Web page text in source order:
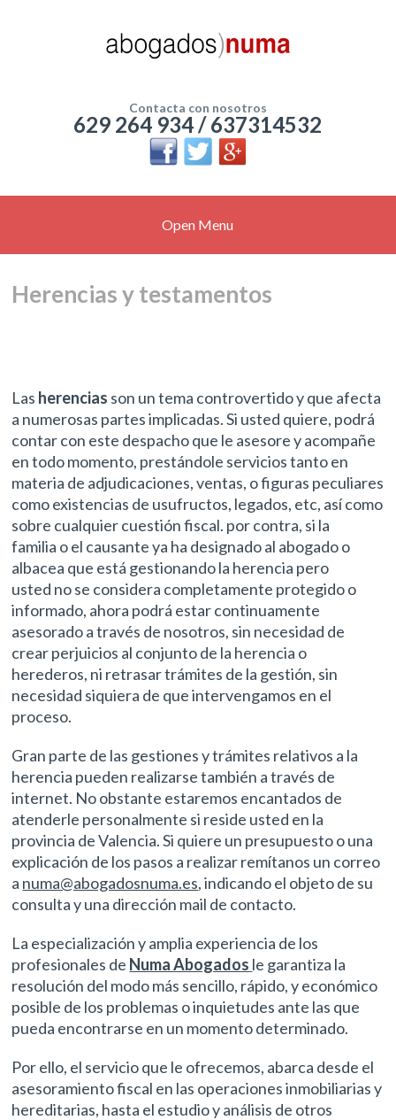
Contacta con nosotros
629 264 934 / 637314532
Open Menu
Herencias y testamentos
Las herencias son un tema controvertido y que afecta
a numerosas partes implicadas. Si usted quiere, podrá
contar con este despacho que le asesore y acompañe
en todo momento, prestándole servicios tanto en
materia de adjudicaciones, ventas, o figuras peculiares
como existencias de usufructos, legados, etc, así como
sobre cualquier cuestión fiscal. por contra, si la
familia o el causante ya ha designado al abogado o
albacea que está gestionando la herencia pero
usted no se considera completamente protegido o
informado, ahora podrá estar continuamente
asesorado a través de nosotros, sin necesidad de
crear perjuicios al conjunto de la herencia o
herederos, ni retrasar trámites de la gestión, sin
necesidad siquiera de que intervengamos en el
proceso.
Gran parte de las gestiones y trámites relativos a la
herencia pueden realizarse también a través de
internet. No obstante estaremos encantados de
atenderle personalmente si reside usted en la
provincia de Valencia. Si quiere un presupuesto o una
explicación de los pasos a realizar remítanos un correo
a numa@abogadosnuma.es, indicando el objeto de su
consulta y una dirección mail de contacto.
La especialización y amplia experiencia de los
profesionales de Numa Abogados le garantiza la
resolución del modo más sencillo, rápido, y económico
posible de los problemas o inquietudes ante las que
pueda encontrarse en un momento determinado.
Por ello, el servicio que le ofrecemos, abarca desde el
asesoramiento fiscal en las operaciones inmobiliarias y
hereditarias, hasta el estudio y análisis de otros